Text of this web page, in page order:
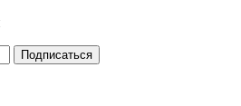
Подписаться